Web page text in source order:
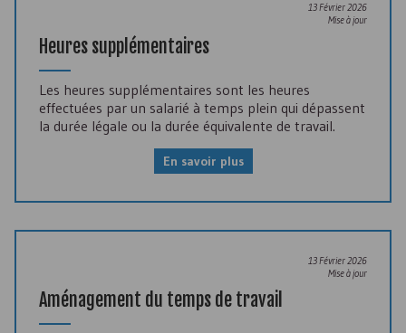
13 Février 2026
Mise à jour
Heures supplémentaires
Les heures supplémentaires sont les heures
effectuées par un salarié à temps plein qui dépassent
la durée légale ou la durée équivalente de travail.
En savoir plus
13 Février 2026
Mise à jour
Aménagement du temps de travail